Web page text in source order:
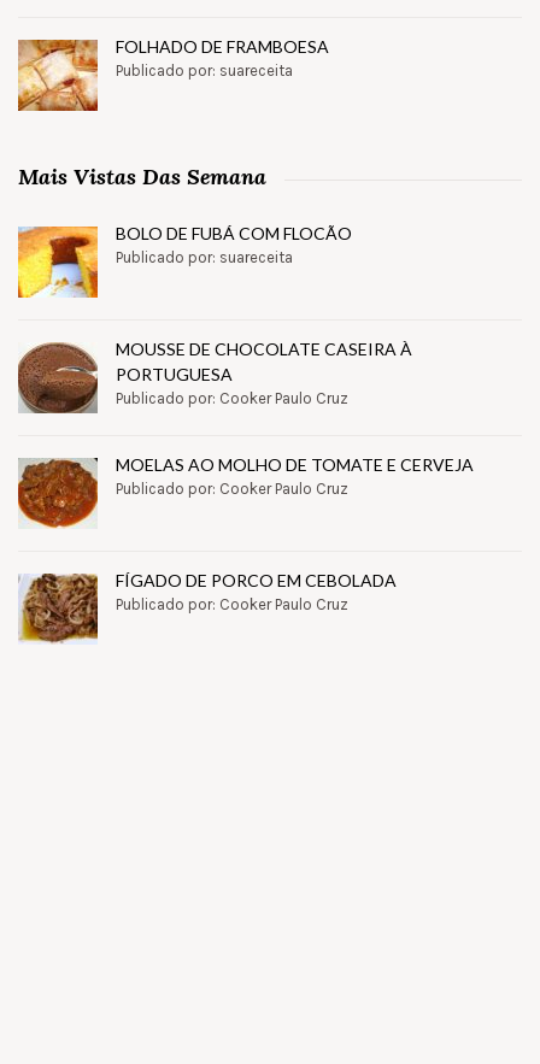
FOLHADO DE FRAMBOESA
Publicado por: suareceita
Mais Vistas Das Semana
BOLO DE FUBÁ COM FLOCÃO
Publicado por: suareceita
MOUSSE DE CHOCOLATE CASEIRA À
PORTUGUESA
Publicado por: Cooker Paulo Cruz
MOELAS AO MOLHO DE TOMATE E CERVEJA
Publicado por: Cooker Paulo Cruz
FÍGADO DE PORCO EM CEBOLADA
Publicado por: Cooker Paulo Cruz